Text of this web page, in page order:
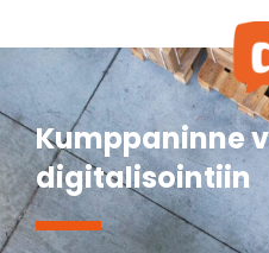
Kumppaninne
digitalisointiin